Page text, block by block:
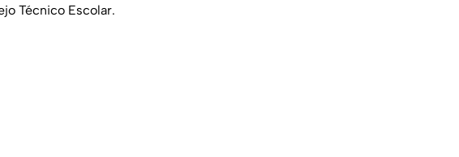
Técnico Escolar.